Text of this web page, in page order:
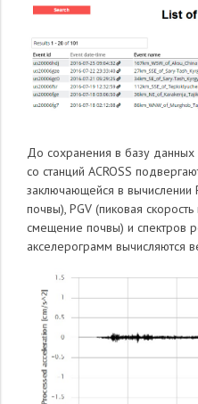
До сохранения в базу
со станций ACROSS
заключающейся в вычислении
почвы), PGV (пиковая
смещение почвы) и спектров
акселерограмм вычисляются